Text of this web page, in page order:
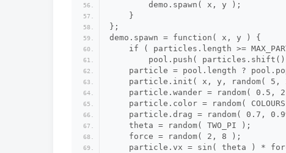
        demo.spawn( x, y );
    }
};
demo.spawn = function( x, y ) {
if ( particles.length >=
pool.push( particles.shift()
particle = pool.length ?
particle.init( x, y, random( 5,
particle.wander = random( 0.5,
particle.color = random( COLOURS
particle.drag = random( 0.7,
    theta = random( TWO_PI );
    force = random( 2, 8 );
particle.vx = sin( theta ) *